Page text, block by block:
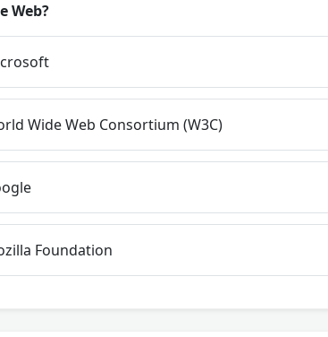
Web?
Wide Web Consortium (W3C)
Foundation